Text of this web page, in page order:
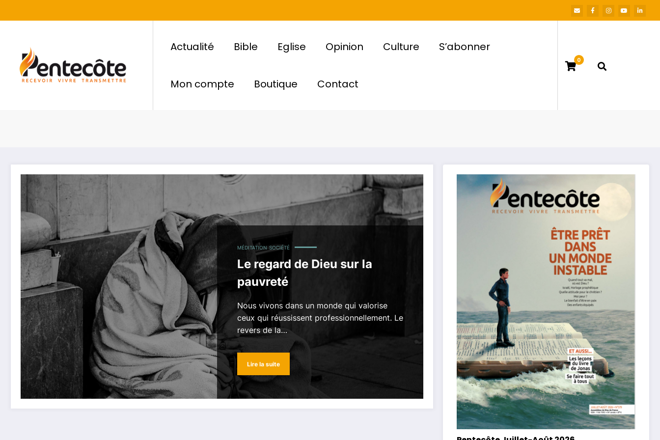
Actualité Bible Eglise Opinion Culture S’abonner
Mon compte Boutique Contact
0
MÉDITATION SOCIÉTÉ
Le regard de Dieu sur la
pauvreté
Nous vivons dans un monde qui valorise
ceux qui réussissent professionnellement. Le
revers de la…
Lire la suite